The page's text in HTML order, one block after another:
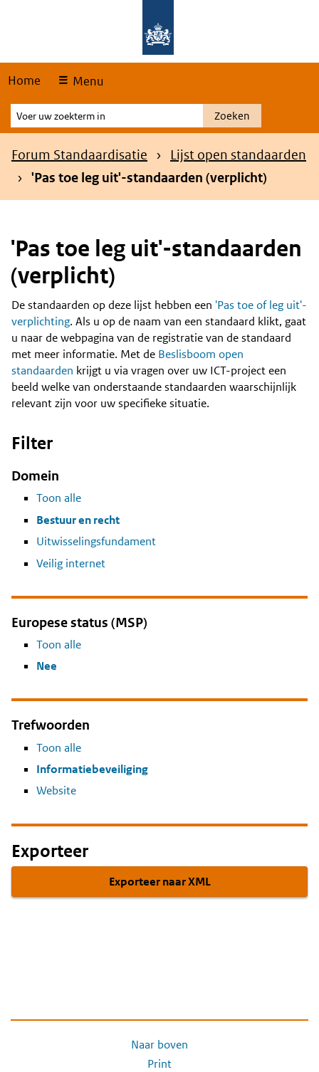
Home Menu
Voer
uw
zoekterm
Zoeken
Kruimelpad
Forum Standaardisatie
Lijst open standaarden
'Pas toe leg uit'-standaarden (verplicht)
'Pas toe leg uit'-standaarden
(verplicht)
Content
De standaarden op deze lijst hebben een 'Pas toe of leg uit'-
verplichting. Als u op de naam van een standaard klikt, gaat
u naar de webpagina van de registratie van de standaard
met meer informatie. Met de Beslisboom open
standaarden krijgt u via vragen over uw ICT-project een
beeld welke van onderstaande standaarden waarschijnlijk
relevant zijn voor uw specifieke situatie.
Filter
Domein
Toon alle
Bestuur en recht
Uitwisselingsfundament
Veilig internet
Europese status (MSP)
Toon alle
Nee
Trefwoorden
Toon alle
Informatiebeveiliging
Website
Exporteer
Exporteer naar XML
Naar boven
Print